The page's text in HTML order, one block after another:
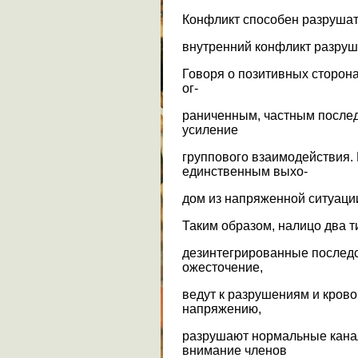
Конфликт способен
внутренний конфликт
Говоря о позитивных
ог-
раниченным, частным
усиление
группового
единственным выхо-
дом из напряженной
Таким образом, налицо два
дезинтегрированные
ожесточение,
ведут к разрушениям и
напряжению,
разрушают нормальные
внимание членов